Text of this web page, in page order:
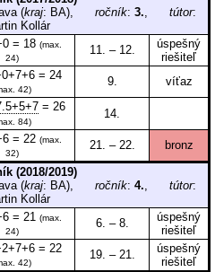
(kraj: BA), ročník: 3., tútor:
Kollár
= 18 (max.
24)
11. – 12.
úspešný
riešiteľ
= 24
42)
9.
víťaz
= 26
84)
14.
= 22 (max.
32)
21. – 22.
bronz
(2018/2019)
(kraj: BA), ročník: 4., tútor:
Kollár
= 21 (max.
24)
6. – 8.
úspešný
riešiteľ
= 22
42)
19. – 21.
úspešný
riešiteľ